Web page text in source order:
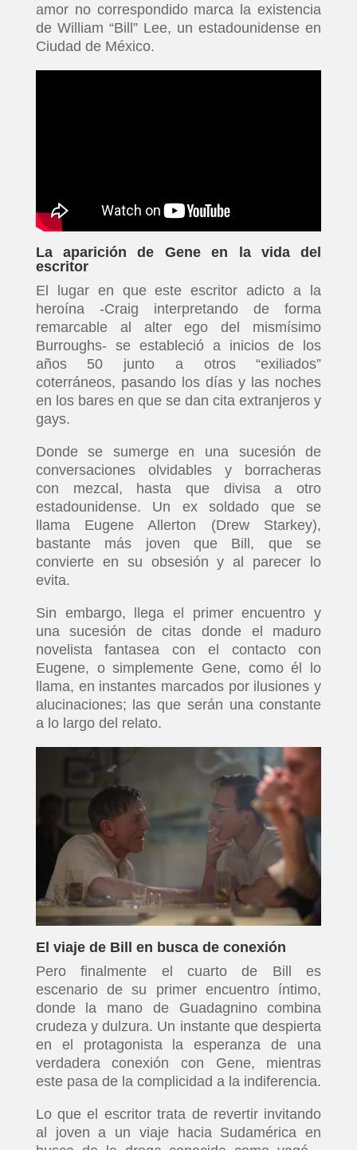
amor no correspondido marca la existencia
de William “Bill” Lee, un estadounidense en
Ciudad de México.
La aparición de Gene en la vida del
escritor
El lugar en que este escritor adicto a la
heroína -Craig interpretando de forma
remarcable al alter ego del mismísimo
Burroughs- se estableció a inicios de los
años 50 junto a otros “exiliados”
coterráneos, pasando los días y las noches
en los bares en que se dan cita extranjeros y
gays.
Donde se sumerge en una sucesión de
conversaciones olvidables y borracheras
con mezcal, hasta que divisa a otro
estadounidense. Un ex soldado que se
llama Eugene Allerton (Drew Starkey),
bastante más joven que Bill, que se
convierte en su obsesión y al parecer lo
evita.
Sin embargo, llega el primer encuentro y
una sucesión de citas donde el maduro
novelista fantasea con el contacto con
Eugene, o simplemente Gene, como él lo
llama, en instantes marcados por ilusiones y
alucinaciones; las que serán una constante
a lo largo del relato.
El viaje de Bill en busca de conexión
Pero finalmente el cuarto de Bill es
escenario de su primer encuentro íntimo,
donde la mano de Guadagnino combina
crudeza y dulzura. Un instante que despierta
en el protagonista la esperanza de una
verdadera conexión con Gene, mientras
este pasa de la complicidad a la indiferencia.
Lo que el escritor trata de revertir invitando
al joven a un viaje hacia Sudamérica en